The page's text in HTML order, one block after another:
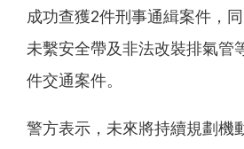
成功查獲2件刑事通緝案件，同
未繫安全帶及非法改裝排氣管
件交通案件。
警方表示，未來將持續規劃機